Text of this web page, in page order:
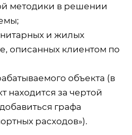
методики в решении
и жилых
описанных клиентом по
объекта (в
находится за чертой
графа
расходов»).